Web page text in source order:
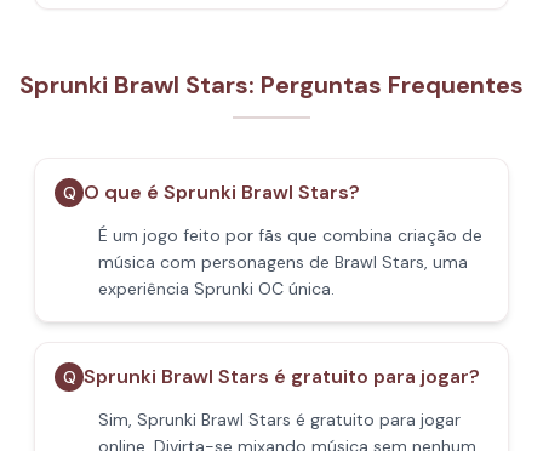
Sprunki Brawl Stars: Perguntas Frequentes
Q O que é Sprunki Brawl Stars?
É um jogo feito por fãs que combina criação de
música com personagens de Brawl Stars, uma
experiência Sprunki OC única.
Q Sprunki Brawl Stars é gratuito para jogar?
Sim, Sprunki Brawl Stars é gratuito para jogar
online. Divirta-se mixando música sem nenhum